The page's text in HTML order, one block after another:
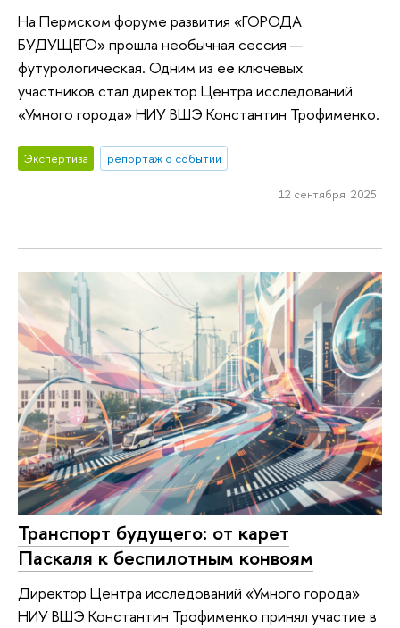
На Пермском форуме развития «ГОРОДА
БУДУЩЕГО» прошла необычная сессия —
футурологическая. Одним из её ключевых
участников стал директор Центра исследований
«Умного города» НИУ ВШЭ Константин Трофименко.
Экспертиза репортаж о событии
12 сентября 2025
Транспорт будущего: от карет
Паскаля к беспилотным конвоям
Директор Центра исследований «Умного города»
НИУ ВШЭ Константин Трофименко принял участие в